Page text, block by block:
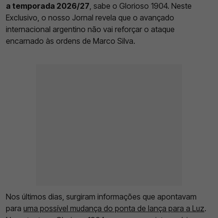
a temporada 2026/27, sabe o Glorioso 1904. Neste
Exclusivo, o nosso Jornal revela que o avançado
internacional argentino não vai reforçar o ataque
encarnado às ordens de Marco Silva.
Nos últimos dias, surgiram informações que apontavam
para uma possível mudança do ponta de lança para a Luz.